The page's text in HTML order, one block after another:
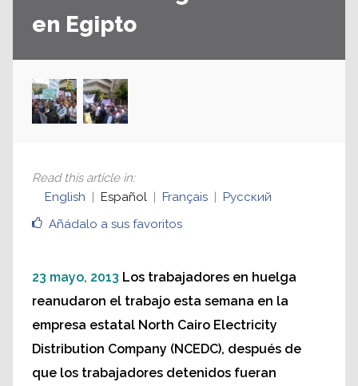
en Egipto
Añádalo a sus favoritos
Read this article in:
English
Español Français Русский
23 mayo, 2013 Los trabajadores en huelga
reanudaron el trabajo esta semana en la
empresa estatal North Cairo Electricity
Distribution Company (NCEDC), después de
que los trabajadores detenidos fueran